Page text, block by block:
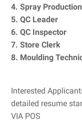
4. Spray
5. QC Leader
6. QC Inspector
7. Store Clerk
8. Moulding
Interested
detailed resume
VIA POS